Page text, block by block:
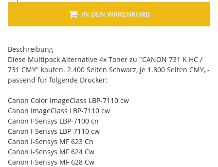
IN DEN WARENKORB
Beschreibung
Diese Multipack Alternative 4x Toner zu "CANON 731 K HC /
731 CMY" kaufen. 2.400 Seiten Schwarz, je 1.800 Seiten CMY, -
passend für folgende Drucker:
Canon Color ImageClass LBP-7110 cw
Canon ImageClass LBP-7110 cw
Canon I-Sensys LBP-7100 cn
Canon I-Sensys LBP-7110 cw
Canon I-Sensys MF 623 Cn
Canon I-Sensys MF 624 Cw
Canon I-Sensys MF 628 Cw